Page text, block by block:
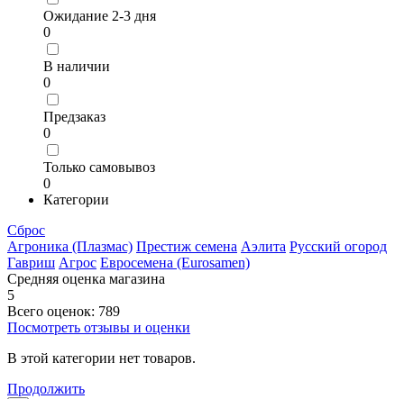
Ожидание 2-3 дня
0
В наличии
0
Предзаказ
0
Только самовывоз
0
Категории
Сброс
Агроника (Плазмас) Престиж семена Аэлита Русский огород
Гавриш Агрос Евросемена (Eurosamen)
Средняя оценка магазина
5
Всего оценок: 789
Посмотреть отзывы и оценки
В этой категории нет товаров.
Продолжить